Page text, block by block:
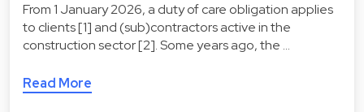
From 1 January 2026, a duty of care obligation applies
to clients [1] and (sub)contractors active in the
construction sector [2]. Some years ago, the …
Read More